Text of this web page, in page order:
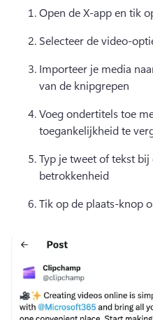
Open de X-app en tik
Selecteer de video-
Importeer je media
van de knipgrepen
Voeg ondertitels toe
toegankelijkheid te
Typ je tweet of tekst
betrokkenheid
Tik op de plaats-knop